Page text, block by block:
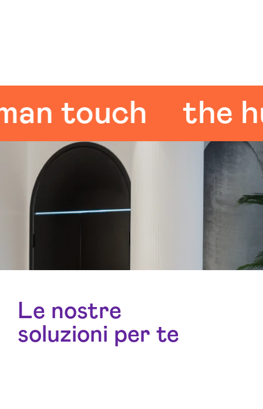
touch the
Le nostre
soluzioni per te